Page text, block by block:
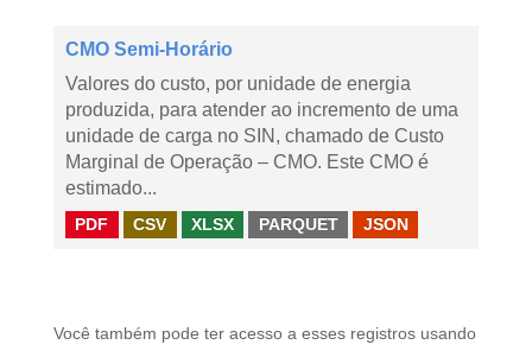
CMO Semi-Horário
Valores do custo, por unidade de energia
produzida, para atender ao incremento de uma
unidade de carga no SIN, chamado de Custo
Marginal de Operação – CMO. Este CMO é
estimado...
PDF CSV XLSX PARQUET JSON
Você também pode ter acesso a esses registros usando